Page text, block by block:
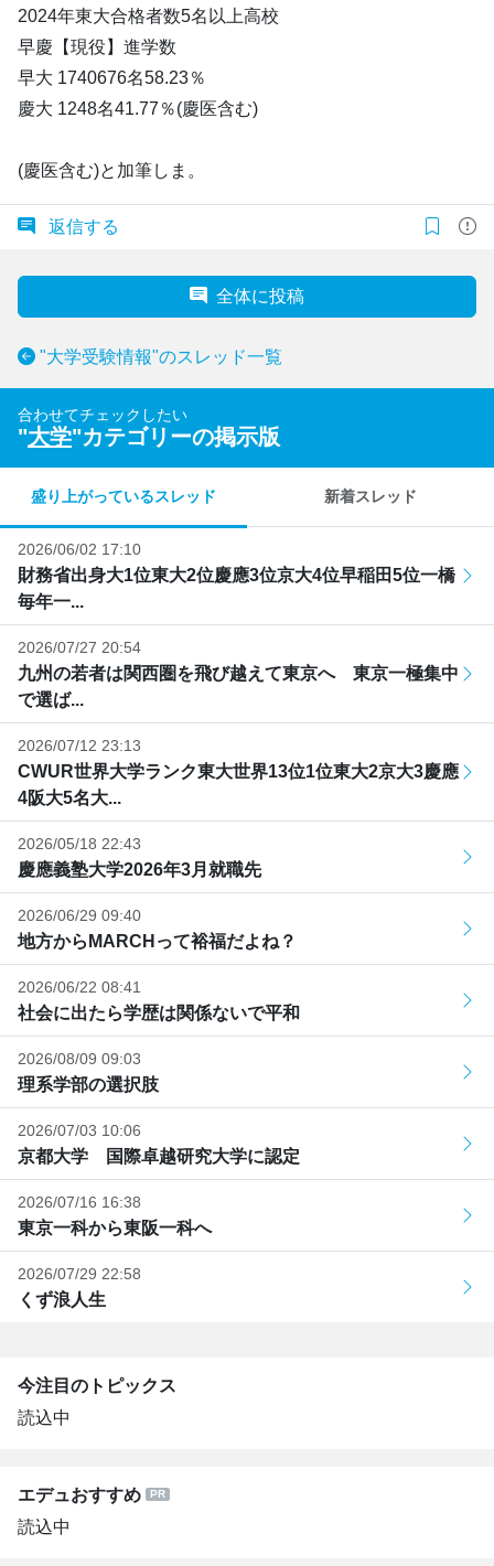
2024年東大合格者数5名以上高校
早慶【現役】進学数
早大 1740676名58.23％
慶大 1248名41.77％(慶医含む)
(慶医含む)と加筆しま。
返信する
全体に投稿
"大学受験情報"のスレッド一覧
合わせてチェックしたい
"大学"カテゴリーの掲示版
盛り上がっているスレッド 新着スレッド
2026/06/02 17:10
財務省出身大1位東大2位慶應3位京大4位早稲田5位一橋
毎年一...
2026/07/27 20:54
九州の若者は関西圏を飛び越えて東京へ 東京一極集中
で選ば...
2026/07/12 23:13
CWUR世界大学ランク東大世界13位1位東大2京大3慶應
4阪大5名大...
2026/05/18 22:43
慶應義塾大学2026年3月就職先
2026/06/29 09:40
地方からMARCHって裕福だよね？
2026/06/22 08:41
社会に出たら学歴は関係ないで平和
2026/08/09 09:03
理系学部の選択肢
2026/07/03 10:06
京都大学 国際卓越研究大学に認定
2026/07/16 16:38
東京一科から東阪一科へ
2026/07/29 22:58
くず浪人生
今注目のトピックス
読込中
エデュおすすめ
読込中